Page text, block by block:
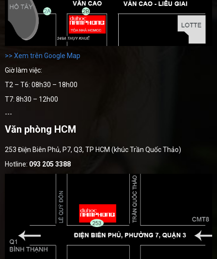
>> Xem trên Google Map
Giờ làm việc:
T2 – T6: 08h30 – 18h00
T7: 8h30 – 12h00
---
Văn phòng HCM
253 Điện Biên Phủ, P7, Q3, TP HCM (khúc Trần Quốc Thảo)
Hotline: 093 205 3388